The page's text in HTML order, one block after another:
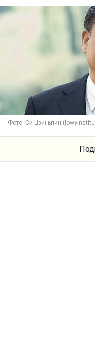
Фото: Си Цзиньпин